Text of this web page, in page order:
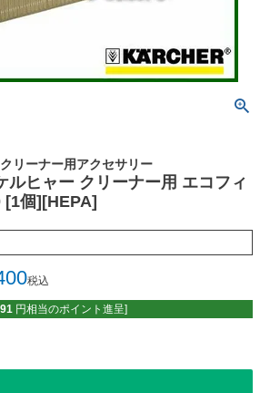
リーナー用アクセサリー
ルヒャー クリーナー用 エコフィ
[1個][HEPA]
税込
円相当のポイント進呈]